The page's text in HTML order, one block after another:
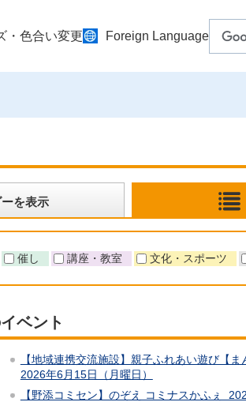
・色合い変更 Foreign Language
を表示
催し 講座・教室 文化・スポーツ
ベント
【地域連携交流施設】親子ふれあい遊び【
2026年6月15日（月曜日）
【野添コミセン】のぞえ コミナスかふぇ